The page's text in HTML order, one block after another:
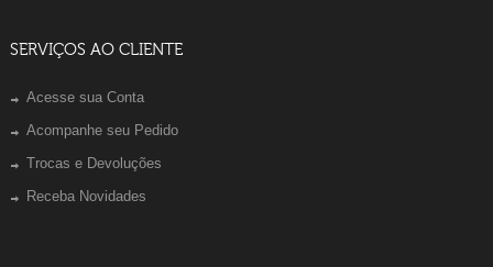
SERVIÇOS AO CLIENTE
Acesse sua Conta
Acompanhe seu Pedido
Trocas e Devoluções
Receba Novidades